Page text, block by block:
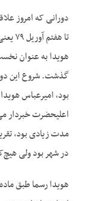
تا
هویدا به عنوان
بود، امیرعباس
اعلیحضرت خبردار
مدت زیادی بود،
در شهر بود ولی